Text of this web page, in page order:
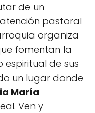
de un
pastoral
organiza
fomentan la
espiritual de sus
un lugar donde
María
Ven y